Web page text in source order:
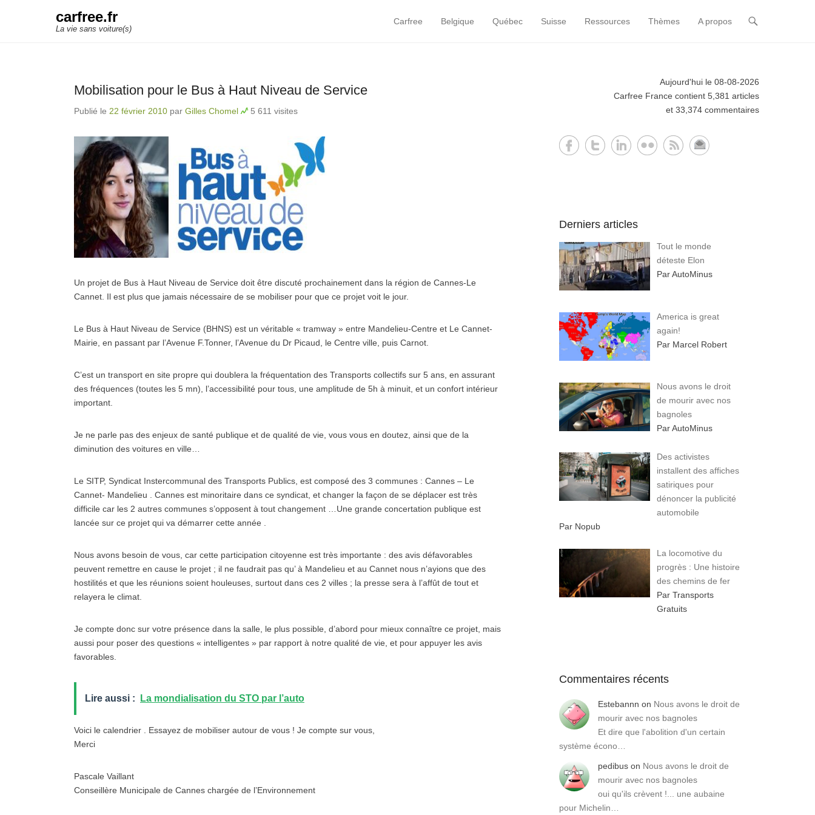
carfree.fr
La vie sans voiture(s)
Primary Menu
Skip to content
Carfree Belgique Québec Suisse Ressources Thèmes A propos
Mobilisation pour le Bus à Haut Niveau de Service
Publié le 22 février 2010 par Gilles Chomel 5 611 visites
Un projet de Bus à Haut Niveau de Service doit être discuté prochainement dans la région de Cannes-Le
Cannet. Il est plus que jamais nécessaire de se mobiliser pour que ce projet voit le jour.
Le Bus à Haut Niveau de Service (BHNS) est un véritable « tramway » entre Mandelieu-Centre et Le Cannet-
Mairie, en passant par l’Avenue F.Tonner, l’Avenue du Dr Picaud, le Centre ville, puis Carnot.
C’est un transport en site propre qui doublera la fréquentation des Transports collectifs sur 5 ans, en assurant
des fréquences (toutes les 5 mn), l’accessibilité pour tous, une amplitude de 5h à minuit, et un confort intérieur
important.
Je ne parle pas des enjeux de santé publique et de qualité de vie, vous vous en doutez, ainsi que de la
diminution des voitures en ville…
Le SITP, Syndicat Instercommunal des Transports Publics, est composé des 3 communes : Cannes – Le
Cannet- Mandelieu . Cannes est minoritaire dans ce syndicat, et changer la façon de se déplacer est très
difficile car les 2 autres communes s’opposent à tout changement …Une grande concertation publique est
lancée sur ce projet qui va démarrer cette année .
Nous avons besoin de vous, car cette participation citoyenne est très importante : des avis défavorables
peuvent remettre en cause le projet ; il ne faudrait pas qu’ à Mandelieu et au Cannet nous n’ayions que des
hostilités et que les réunions soient houleuses, surtout dans ces 2 villes ; la presse sera à l’affût de tout et
relayera le climat.
Je compte donc sur votre présence dans la salle, le plus possible, d’abord pour mieux connaître ce projet, mais
aussi pour poser des questions « intelligentes » par rapport à notre qualité de vie, et pour appuyer les avis
favorables.
Lire aussi : La mondialisation du STO par l’auto
Voici le calendrier . Essayez de mobiliser autour de vous ! Je compte sur vous,
Merci
Pascale Vaillant
Conseillère Municipale de Cannes chargée de l’Environnement
Aujourd'hui le 08-08-2026
Carfree France contient 5,381 articles
et 33,374 commentaires
Derniers articles
Tout le monde
déteste Elon
Par AutoMinus
America is great
again!
Par Marcel Robert
Nous avons le droit
de mourir avec nos
bagnoles
Par AutoMinus
Des activistes
installent des affiches
satiriques pour
dénoncer la publicité
automobile
Par Nopub
La locomotive du
progrès : Une histoire
des chemins de fer
Par Transports
Gratuits
Commentaires récents
Estebannn on Nous avons le droit de
mourir avec nos bagnoles
Et dire que l'abolition d'un certain
système écono…
pedibus on Nous avons le droit de
mourir avec nos bagnoles
oui qu'ils crèvent !... une aubaine
pour Michelin…